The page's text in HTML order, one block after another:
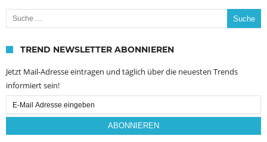
Suche nach:
TREND NEWSLETTER ABONNIEREN
Jetzt Mail-Adresse eintragen und täglich über die neuesten Trends
informiert sein!
Email
Subscription
ABONNIEREN